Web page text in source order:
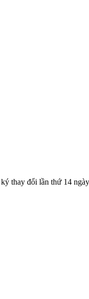
thay đổi lần thứ 14